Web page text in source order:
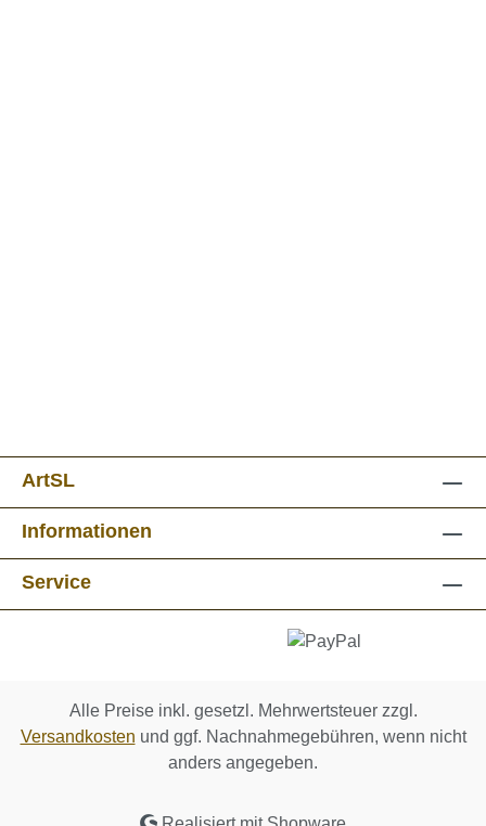
ArtSL
Informationen
Service
Alle Preise inkl. gesetzl. Mehrwertsteuer zzgl.
Versandkosten und ggf. Nachnahmegebühren, wenn nicht
anders angegeben.